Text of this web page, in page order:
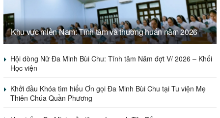
Khu vực miền Nam: Tĩnh tâm và thường huấn năm 2026
Hội dòng Nữ Đa Minh Bùi Chu: Tĩnh tâm Năm đợt V/ 2026 – Khối
Học viện
Khởi đầu Khóa tìm hiểu Ơn gọi Đa Minh Bùi Chu tại Tu viện Mẹ
Thiên Chúa Quần Phương